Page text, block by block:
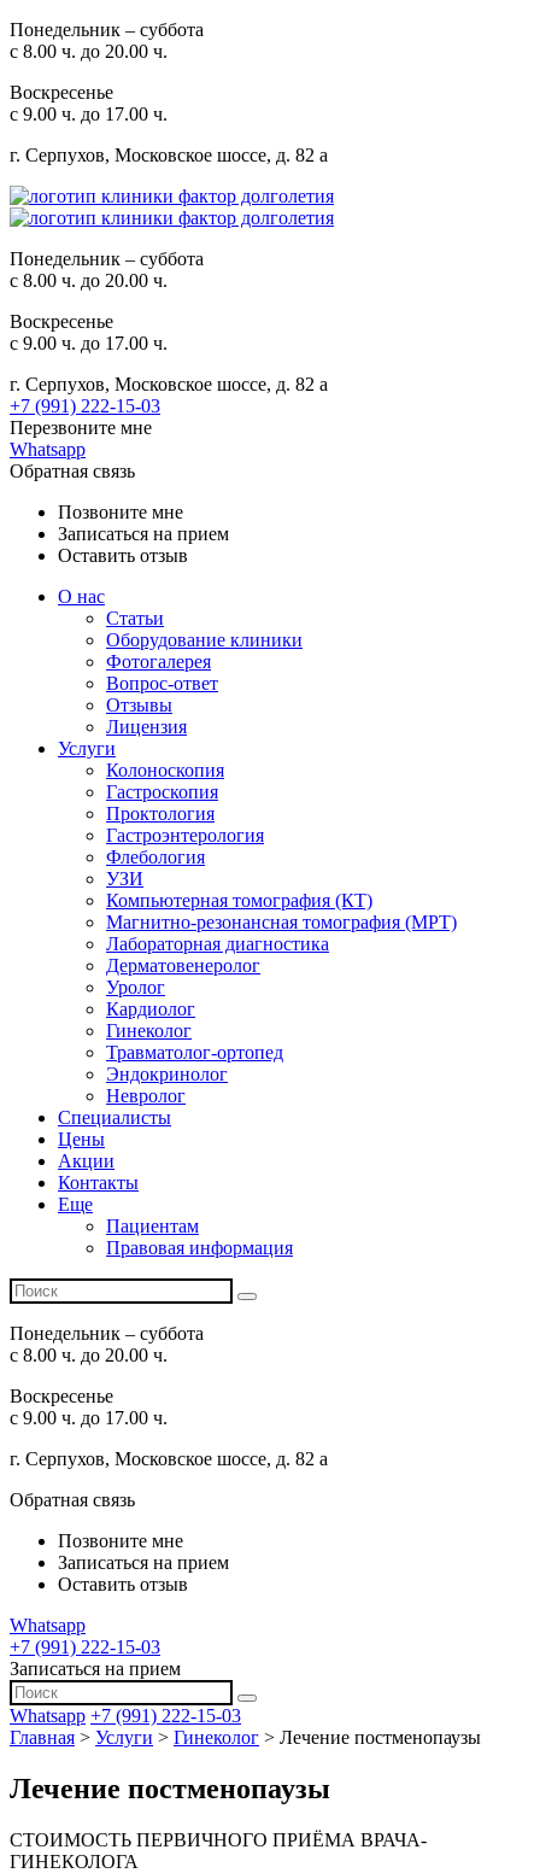
Понедельник – суббота
с 8.00 ч. до 20.00 ч.
Воскресенье
с 9.00 ч. до 17.00 ч.
г. Серпухов, Московское шоссе, д. 82 а
Понедельник – суббота
с 8.00 ч. до 20.00 ч.
Воскресенье
с 9.00 ч. до 17.00 ч.
г. Серпухов, Московское шоссе, д. 82 а
+7 (991) 222-15-03
Перезвоните мне
Whatsapp
Обратная связь
Позвоните мне
Записаться на прием
Оставить отзыв
О нас
Статьи
Оборудование клиники
Фотогалерея
Вопрос-ответ
Отзывы
Лицензия
Услуги
Колоноскопия
Гастроскопия
Проктология
Гастроэнтерология
Флебология
УЗИ
Компьютерная томография (КТ)
Магнитно-резонансная томография (МРТ)
Лабораторная диагностика
Дерматовенеролог
Уролог
Кардиолог
Гинеколог
Травматолог-ортопед
Эндокринолог
Невролог
Специалисты
Цены
Акции
Контакты
Еще
Пациентам
Правовая информация
Понедельник – суббота
с 8.00 ч. до 20.00 ч.
Воскресенье
с 9.00 ч. до 17.00 ч.
г. Серпухов, Московское шоссе, д. 82 а
Обратная связь
Позвоните мне
Записаться на прием
Оставить отзыв
Whatsapp
+7 (991) 222-15-03
Записаться на прием
Whatsapp +7 (991) 222-15-03
Главная > Услуги > Гинеколог > Лечение постменопаузы
Лечение постменопаузы
СТОИМОСТЬ ПЕРВИЧНОГО ПРИЁМА ВРАЧА-
ГИНЕКОЛОГА